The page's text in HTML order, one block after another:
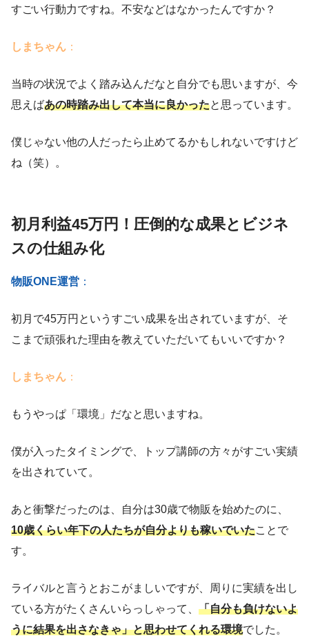
すごい行動力ですね。不安などはなかったんですか？
しまちゃん ：
当時の状況でよく踏み込んだなと自分でも思いますが、今
思えばあの時踏み出して本当に良かったと思っています。
僕じゃない他の人だったら止めてるかもしれないですけど
ね（笑）。
初月利益45万円！圧倒的な成果とビジネ
スの仕組み化
物販ONE運営 ：
初月で45万円というすごい成果を出されていますが、そ
こまで頑張れた理由を教えていただいてもいいですか？
しまちゃん ：
もうやっぱ「環境」だなと思いますね。
僕が入ったタイミングで、トップ講師の方々がすごい実績
を出されていて。
あと衝撃だったのは、自分は30歳で物販を始めたのに、
10歳くらい年下の人たちが自分よりも稼いでいたことで
す。
ライバルと言うとおこがましいですが、周りに実績を出し
ている方がたくさんいらっしゃって、 「自分も負けないよ
うに結果を出さなきゃ」と思わせてくれる環境でした。